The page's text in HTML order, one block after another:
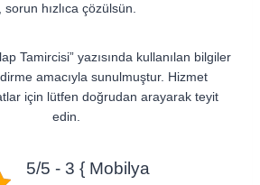
hızlıca çözülsün.
Tamircisi” yazısında kullanılan bilgiler
amacıyla sunulmuştur. Hizmet
için lütfen doğrudan arayarak teyit
edin.
5/5 - 3 { Mobilya